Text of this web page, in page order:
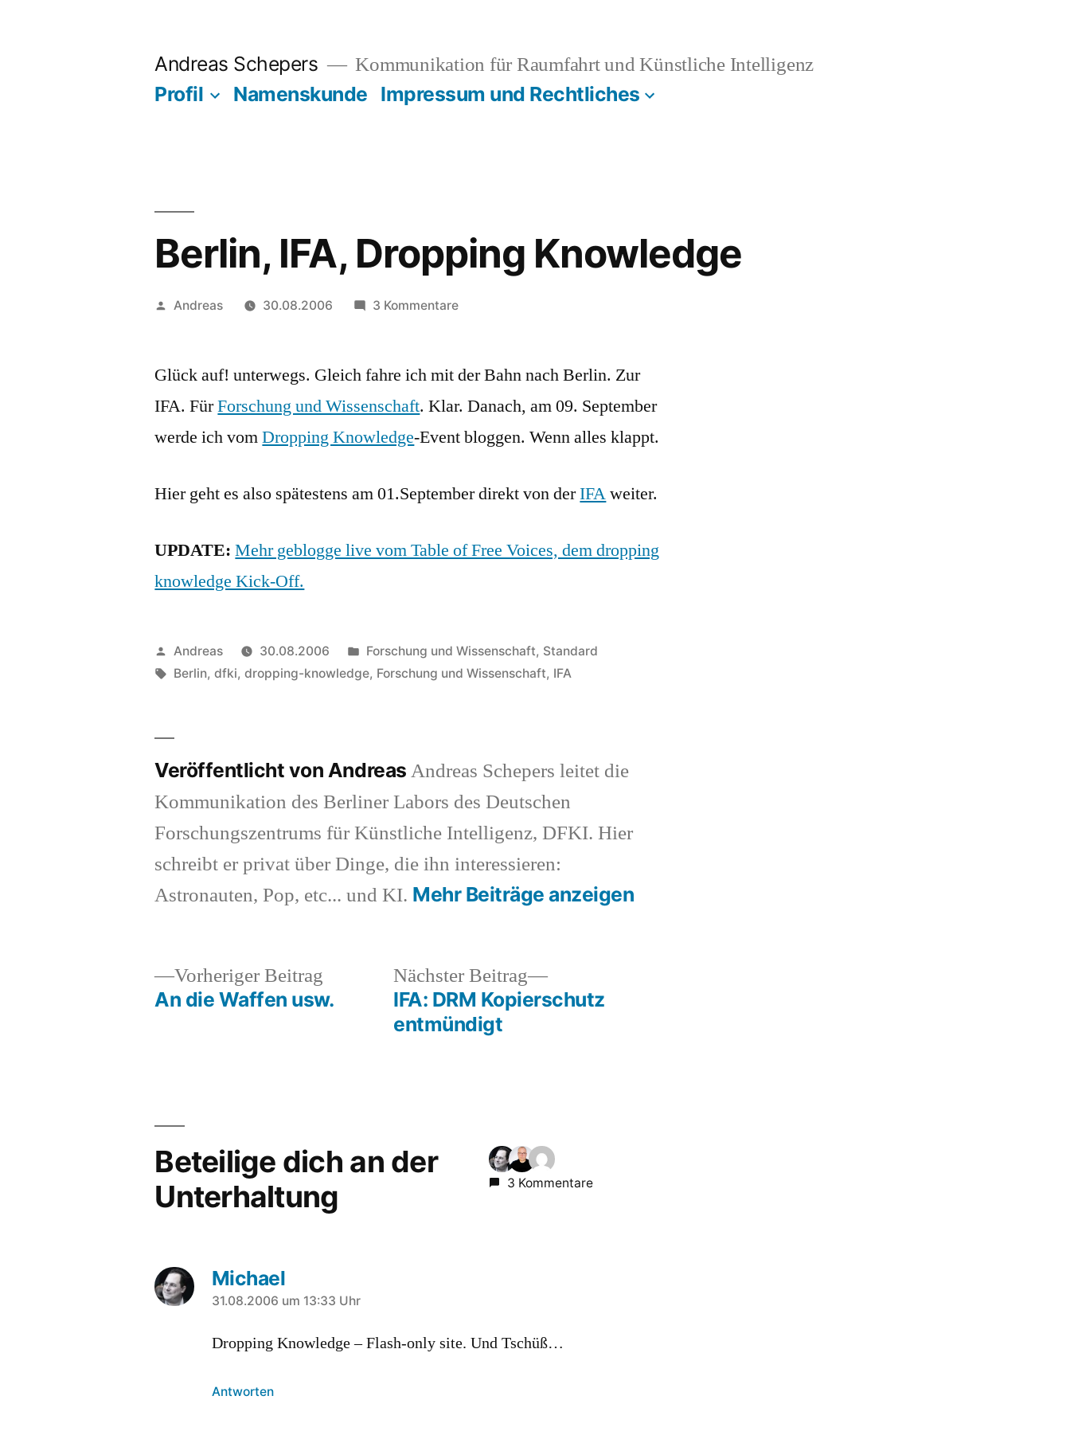
Andreas Schepers Kommunikation für Raumfahrt und Künstliche Intelligenz
Profil Namenskunde Impressum und Rechtliches
Berlin, IFA, Dropping Knowledge
Veröffentlicht
Andreas 30.08.2006 3 Kommentarezu
Dropping
Glück auf! unterwegs. Gleich fahre ich mit der Bahn nach Berlin. Zur
IFA. FürForschung und Wissenschaft. Klar. Danach, am 09. September
werde ich vomDropping Knowledge-Event bloggen. Wenn alles klappt.
Hier geht es also spätestens am 01.September direkt von derIFAweiter.
UPDATE: Mehr geblogge live vom Table of Free Voices, dem dropping
knowledge Kick-Off.
Veröffentlicht
von
Andreas 30.08.2006
Veröffentlicht
in
Forschung und Wissenschaft, Standard
Schlagwörter:
Berlin,dfki,dropping-knowledge, Forschung und Wissenschaft, IFA
Veröffentlicht von Andreas Andreas Schepers leitet die
Kommunikation des Berliner Labors des Deutschen
Forschungszentrums für Künstliche Intelligenz, DFKI. Hier
schreibt er privat über Dinge, die ihn interessieren:
Astronauten, Pop, etc... und KI. Mehr Beiträge anzeigen
Beitragsnavigation
Vorheriger Beitrag Vorheriger
Beitrag:
An die Waffen usw.
Nächster Beitrag
Nächster
Beitrag:
IFA: DRM Kopierschutz
entmündigt
Beteilige dich an der
Unterhaltung
3 Kommentare
Michael
sagt:
31.08.2006 um 13:33 Uhr
Dropping Knowledge – Flash-only site. Und Tschüß…
Antworten